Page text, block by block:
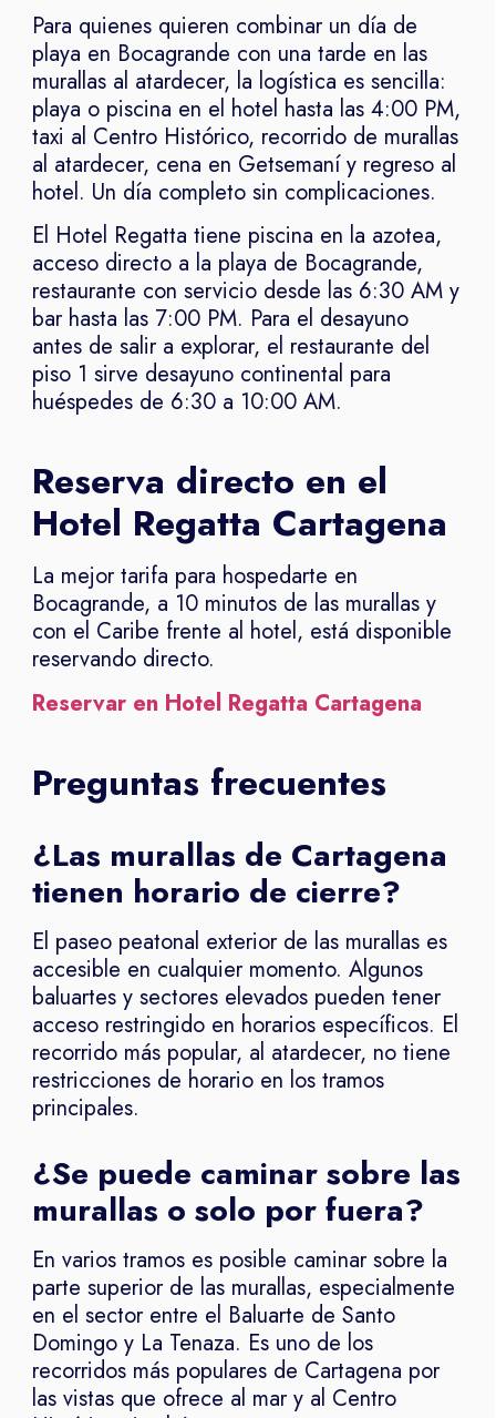
Para quienes quieren combinar un día de
playa en Bocagrande con una tarde en las
murallas al atardecer, la logística es sencilla:
playa o piscina en el hotel hasta las 4:00 PM,
taxi al Centro Histórico, recorrido de murallas
al atardecer, cena en Getsemaní y regreso al
hotel. Un día completo sin complicaciones.
El Hotel Regatta tiene piscina en la azotea,
acceso directo a la playa de Bocagrande,
restaurante con servicio desde las 6:30 AM y
bar hasta las 7:00 PM. Para el desayuno
antes de salir a explorar, el restaurante del
piso 1 sirve desayuno continental para
huéspedes de 6:30 a 10:00 AM.
Reserva directo en el
Hotel Regatta Cartagena
La mejor tarifa para hospedarte en
Bocagrande, a 10 minutos de las murallas y
con el Caribe frente al hotel, está disponible
reservando directo.
Reservar en Hotel Regatta Cartagena
Preguntas frecuentes
¿Las murallas de Cartagena
tienen horario de cierre?
El paseo peatonal exterior de las murallas es
accesible en cualquier momento. Algunos
baluartes y sectores elevados pueden tener
acceso restringido en horarios específicos. El
recorrido más popular, al atardecer, no tiene
restricciones de horario en los tramos
principales.
¿Se puede caminar sobre las
murallas o solo por fuera?
En varios tramos es posible caminar sobre la
parte superior de las murallas, especialmente
en el sector entre el Baluarte de Santo
Domingo y La Tenaza. Es uno de los
recorridos más populares de Cartagena por
las vistas que ofrece al mar y al Centro